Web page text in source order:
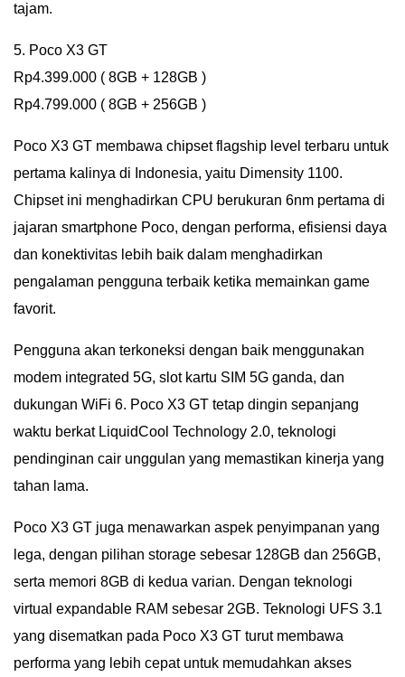
tajam.
5. Poco X3 GT
Rp4.399.000 ( 8GB + 128GB )
Rp4.799.000 ( 8GB + 256GB )
Poco X3 GT membawa chipset flagship level terbaru untuk
pertama kalinya di Indonesia, yaitu Dimensity 1100.
Chipset ini menghadirkan CPU berukuran 6nm pertama di
jajaran smartphone Poco, dengan performa, efisiensi daya
dan konektivitas lebih baik dalam menghadirkan
pengalaman pengguna terbaik ketika memainkan game
favorit.
Pengguna akan terkoneksi dengan baik menggunakan
modem integrated 5G, slot kartu SIM 5G ganda, dan
dukungan WiFi 6. Poco X3 GT tetap dingin sepanjang
waktu berkat LiquidCool Technology 2.0, teknologi
pendinginan cair unggulan yang memastikan kinerja yang
tahan lama.
Poco X3 GT juga menawarkan aspek penyimpanan yang
lega, dengan pilihan storage sebesar 128GB dan 256GB,
serta memori 8GB di kedua varian. Dengan teknologi
virtual expandable RAM sebesar 2GB. Teknologi UFS 3.1
yang disematkan pada Poco X3 GT turut membawa
performa yang lebih cepat untuk memudahkan akses